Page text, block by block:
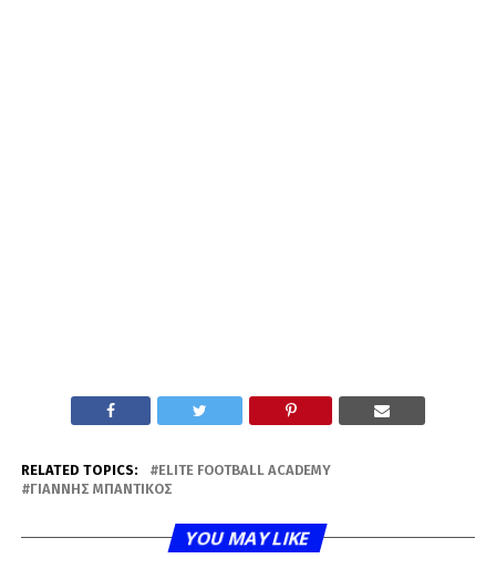
RELATED TOPICS:
ELITE FOOTBALL ACADEMY
ΓΙΆΝΝΗΣ ΜΠΑΝΤΊΚΟΣ
YOU MAY LIKE